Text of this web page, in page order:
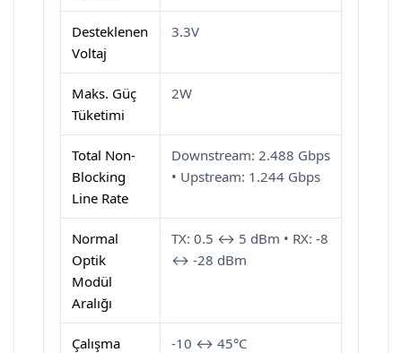
Desteklenen
Voltaj
3.3V
Maks. Güç
Tüketimi
2W
Total Non-
Blocking
Line Rate
Downstream: 2.488 Gbps
• Upstream: 1.244 Gbps
Normal
Optik
Modül
Aralığı
TX: 0.5 ↔ 5 dBm • RX: -8
↔ -28 dBm
Çalışma
-10 ↔ 45°C